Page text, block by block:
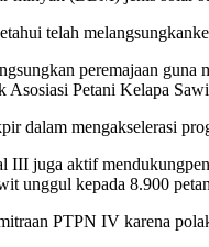
telah melangsungkan
peremajaan guna
Asosiasi Petani Kelapa
dalam mengakselerasi
III juga aktif mendukung
unggul kepada 8.900
PTPN IV karena pola